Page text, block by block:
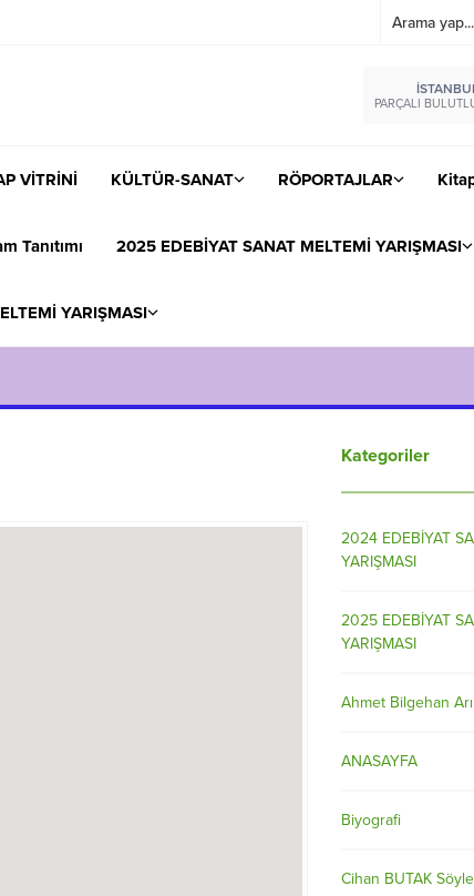
PARÇALI
VİTRİNİ KÜLTÜR-SANAT RÖPORTAJLAR
Tanıtımı 2025 EDEBİYAT SANAT MELTEMİ YARIŞMASI
YARIŞMASI
Kategoriler
2024 EDEBİYAT
YARIŞMASI
2025 EDEBİYAT
YARIŞMASI
Ahmet Bilgehan
ANASAYFA
Biyografi
Cihan BUTAK